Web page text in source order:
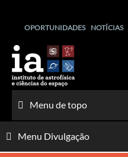
conteúdo
OPORTUNIDADES NOTÍCIAS
Menu de topo
Menu Divulgação